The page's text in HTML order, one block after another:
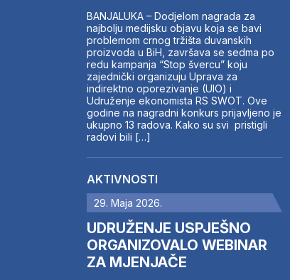
BANJALUKA – Dodjelom nagrada za
najbolju medijsku objavu koja se bavi
problemom crnog tržišta duvanskih
proizvoda u BiH, završava se sedma po
redu kampanja “Stop švercu” koju
zajednički organizuju Uprava za
indirektno oporezivanje (UIO) i
Udruženje ekonomista RS SWOT. Ove
godine na nagradni konkurs prijavljeno je
ukupno 13 radova. Kako su svi pristigli
radovi bili […]
AKTIVNOSTI
29. Maja 2026.
UDRUŽENJE USPJEŠNO
ORGANIZOVALO WEBINAR
ZA MJENJAČE